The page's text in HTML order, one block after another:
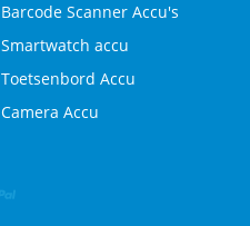
Barcode Scanner Accu's
Smartwatch accu
Toetsenbord Accu
Camera Accu